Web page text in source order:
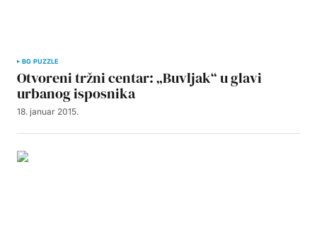
BG PUZZLE
Otvoreni tržni centar: „Buvljak“ u glavi
urbanog isposnika
18. januar 2015.